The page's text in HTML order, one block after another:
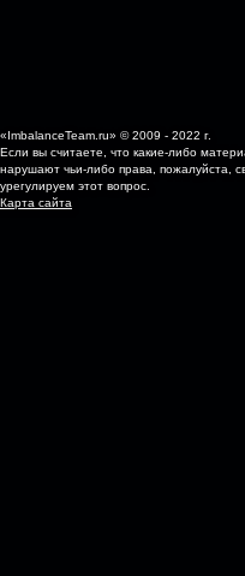
«ImbalanceTeam.ru» © 2009 - 2022 г.
Если вы считаете, что какие-либо
нарушают чьи-либо права, пожалуйста,
урегулируем этот вопрос.
Карта сайта